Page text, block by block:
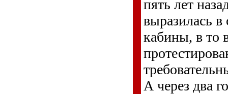
пять лет
выразилась в
кабины, в то
А через два